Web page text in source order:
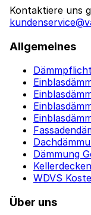
Kontaktiere uns
Allgemeines
Dämmung
WDVS
Über uns